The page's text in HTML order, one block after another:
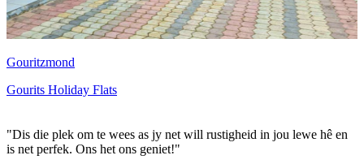
Gouritzmond
Gourits Holiday Flats
"Dis die plek om te wees as jy net will rustigheid in jou lewe hê en
is net perfek. Ons het ons geniet!"